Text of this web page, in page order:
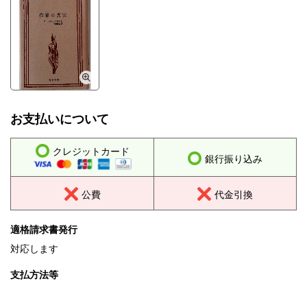
お支払いについて
クレジットカード
銀行振り込み
公費 代金引換
適格請求書発行
対応します
支払方法等